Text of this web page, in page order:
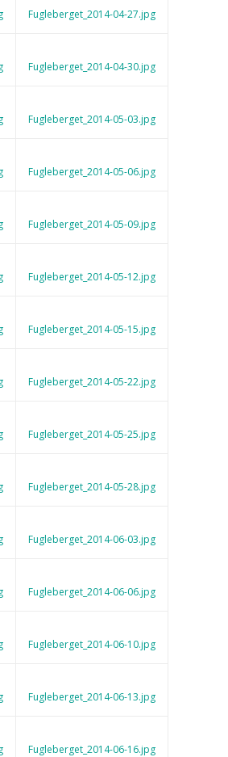
Fugleberget_2014-04-27.jpg
Fugleberget_2014-04-30.jpg
Fugleberget_2014-05-03.jpg
Fugleberget_2014-05-06.jpg
Fugleberget_2014-05-09.jpg
Fugleberget_2014-05-12.jpg
Fugleberget_2014-05-15.jpg
Fugleberget_2014-05-22.jpg
Fugleberget_2014-05-25.jpg
Fugleberget_2014-05-28.jpg
Fugleberget_2014-06-03.jpg
Fugleberget_2014-06-06.jpg
Fugleberget_2014-06-10.jpg
Fugleberget_2014-06-13.jpg
Fugleberget_2014-06-16.jpg